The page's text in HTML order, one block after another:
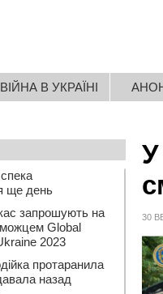
ВІЙНА В УКРАЇНІ
У
30
ще день
запрошують на
Global
2023
протаранила
назад